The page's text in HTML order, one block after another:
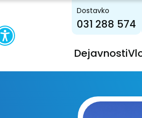
Dostavko
031 288 574
Dejavnosti